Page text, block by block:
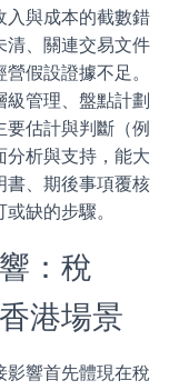
入與成本的截數錯
清、關連交易文件
假設證據不足。
管理、盤點計劃
要估計與判斷（例
分析與支持，能大
書、期後事項覆核
缺的步驟。
：稅
港場景
影響首先體現在稅